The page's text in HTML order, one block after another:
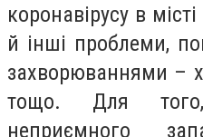
коронавірусу в
й інші проблеми,
захворюваннями –
тощо. Для
неприємного